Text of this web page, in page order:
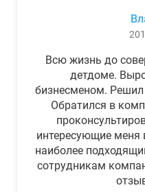
Всю жизнь до
детдоме.
бизнесменом. Решил
Обратился в
интересующие меня
наиболее
сотрудникам